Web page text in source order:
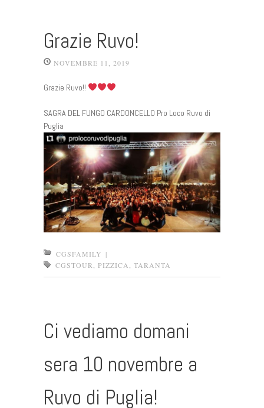
Grazie Ruvo!
NOVEMBRE 11, 2019
Grazie Ruvo!!
SAGRA DEL FUNGO CARDONCELLO Pro Loco Ruvo di
Puglia
CGSFAMILY |
CGSTOUR
PIZZICA TARANTA
Ci vediamo domani
sera 10 novembre a
Ruvo di Puglia!